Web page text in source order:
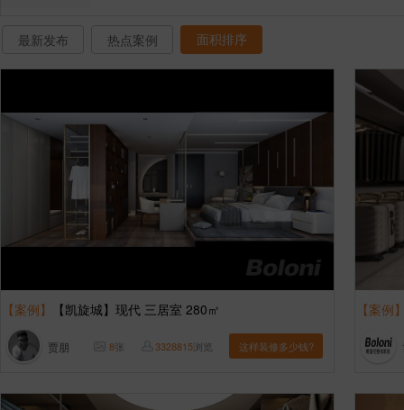
最新发布 热点案例 面积排序
【案例】 【凯旋城】现代 三居室 280㎡
贾朋 8张 3328815浏览 这样装修多少钱?
【案例